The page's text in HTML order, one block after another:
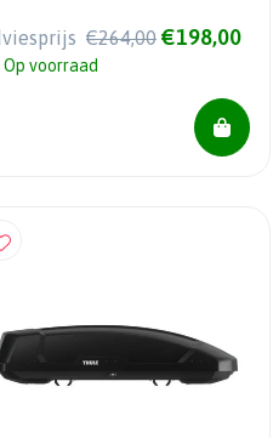
€264,00 €198,00
Op voorraad